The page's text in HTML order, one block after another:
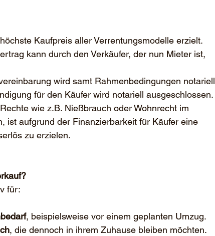
Kaufpreis aller Verrentungsmodelle erzielt.
kann durch den Verkäufer, der nun Mieter ist,
wird samt Rahmenbedingungen notariell
für den Käufer wird notariell ausgeschlossen.
wie z.B. Nießbrauch oder Wohnrecht im
ist aufgrund der Finanzierbarkeit für Käufer eine
zu erzielen.
für:
, beispielsweise vor einem geplanten Umzug.
, die dennoch in ihrem Zuhause bleiben möchten.